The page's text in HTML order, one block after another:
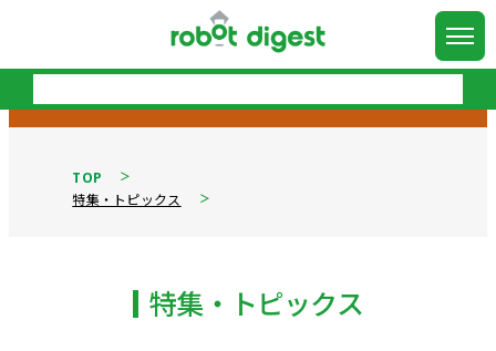
TOP
特集・トピックス
特集・トピックス